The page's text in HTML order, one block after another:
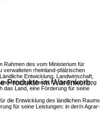
Produkte im Warenkorb.
2025er
Ingelheimer
Riesling
trocken
Tertiär
0,75l
Rahmen des vom Ministerium für
verwalteten rheinland-pfälzischen
Entwicklung, Landwirtschaft,
für die Entwicklung
das Land, eine Förderung für seine
die Entwicklung des ländlichen Raums
für seine Leistungen: in der/n Agrar-